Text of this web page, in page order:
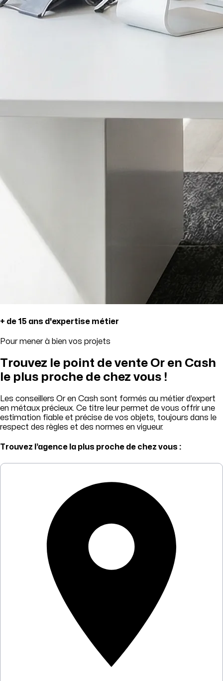
+ de 15 ans d'expertise métier
Pour mener à bien vos projets
Trouvez le point de vente Or en Cash
le plus proche de chez vous !
Les conseillers Or en Cash sont formés au métier d’expert
en métaux précieux. Ce titre leur permet de vous offrir une
estimation fiable et précise de vos objets, toujours dans le
respect des règles et des normes en vigueur.
Trouvez l’agence la plus proche de chez vous :